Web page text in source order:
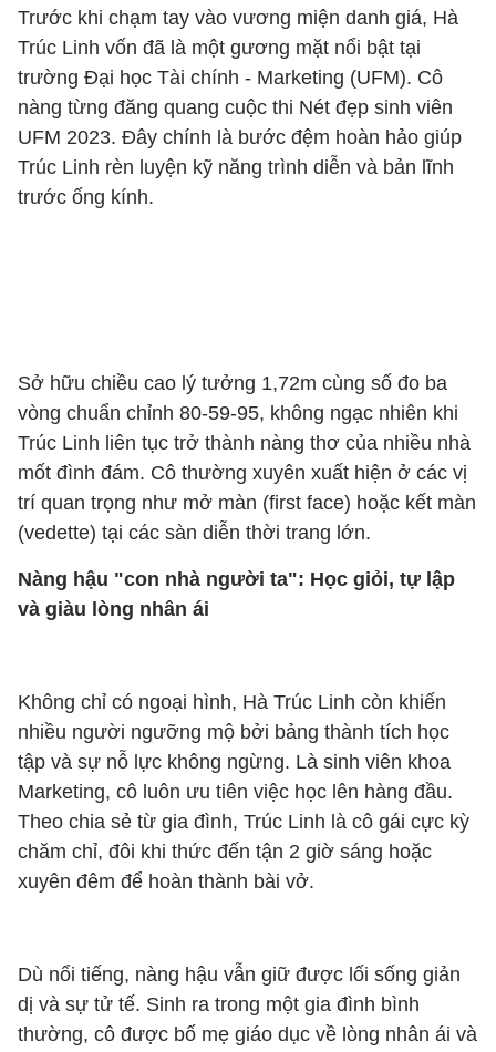
Trước khi chạm tay vào vương miện danh giá, Hà
Trúc Linh vốn đã là một gương mặt nổi bật tại
trường Đại học Tài chính - Marketing (UFM). Cô
nàng từng đăng quang cuộc thi Nét đẹp sinh viên
UFM 2023. Đây chính là bước đệm hoàn hảo giúp
Trúc Linh rèn luyện kỹ năng trình diễn và bản lĩnh
trước ống kính.
Sở hữu chiều cao lý tưởng 1,72m cùng số đo ba
vòng chuẩn chỉnh 80-59-95, không ngạc nhiên khi
Trúc Linh liên tục trở thành nàng thơ của nhiều nhà
mốt đình đám. Cô thường xuyên xuất hiện ở các vị
trí quan trọng như mở màn (first face) hoặc kết màn
(vedette) tại các sàn diễn thời trang lớn.
Nàng hậu "con nhà người ta": Học giỏi, tự lập
và giàu lòng nhân ái
Không chỉ có ngoại hình, Hà Trúc Linh còn khiến
nhiều người ngưỡng mộ bởi bảng thành tích học
tập và sự nỗ lực không ngừng. Là sinh viên khoa
Marketing, cô luôn ưu tiên việc học lên hàng đầu.
Theo chia sẻ từ gia đình, Trúc Linh là cô gái cực kỳ
chăm chỉ, đôi khi thức đến tận 2 giờ sáng hoặc
xuyên đêm để hoàn thành bài vở.
Dù nổi tiếng, nàng hậu vẫn giữ được lối sống giản
dị và sự tử tế. Sinh ra trong một gia đình bình
thường, cô được bố mẹ giáo dục về lòng nhân ái và